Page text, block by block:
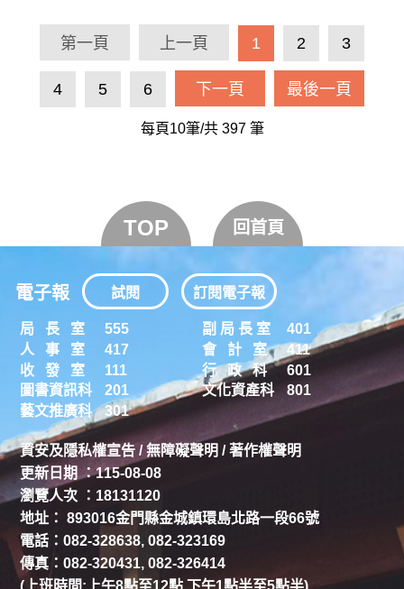
第一頁 上一頁 1 2 3
4 5 6 下一頁 最後一頁
每頁10筆/共 397筆
TOP 回首頁
資安及隱私權宣告 /無障礙聲明 /著作權聲明
更新日期 ：115-08-08
瀏覽人次 ：18131120
地址： 893016金門縣金城鎮環島北路一段66號
電話：082-328638, 082-323169
傳真：082-320431, 082-326414
局 長 室 555 副 局 長 室
401
人 事 室
417 會 計 室
411
收 發 室
111 行 政 科
601
圖書資訊科
201 文化資產科
801
藝文推廣科
301
電子報 試閱 訂閱電子報